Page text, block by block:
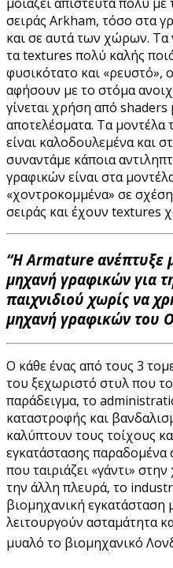
σειράς Arkham, τόσο στα
και σε αυτά των χώρων. Τα
τα textures πολύ καλής
φυσικότατο και «ρευστό»,
αφήσουν με το στόμα
γίνεται χρήση από
αποτελέσματα. Τα
είναι καλοδουλεμένα και
συναντάμε κάποια
γραφικών είναι στα
«χοντροκομμένα» σε
σειράς και έχουν textures
“Η Armature ανέπτυξε
μηχανή γραφικών για
παιχνιδιού χωρίς να
μηχανή γραφικών του
Ο κάθε ένας από τους 3
του ξεχωριστό στυλ που
παράδειγμα, το
καταστροφής και
καλύπτουν τους τοίχους
εγκατάστασης παραδομένα
που ταιριάζει «γάντι»
την άλλη πλευρά, το
βιομηχανική
λειτουργούν ασταμάτητα
μυαλό το βιομηχανικό